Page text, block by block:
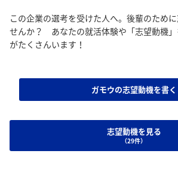
この企業の選考を受けた人へ。後輩のため
せんか？ あなたの就活体験や「志望動機
がたくさんいます！
ガモウの志望動機を書く
志望動機を見る
（29件）